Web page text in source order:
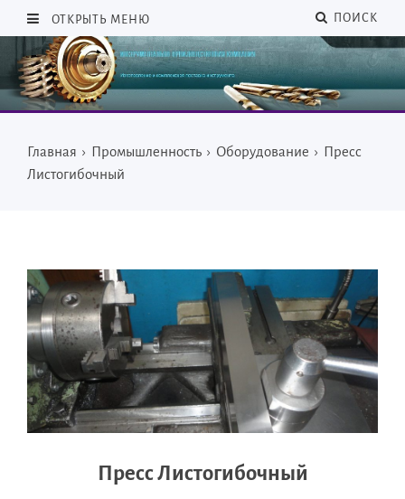
ОТКРЫТЬ МЕНЮ ПОИСК
Главная › Промышленность › Оборудование › Пресс
Листогибочный
Пресс Листогибочный